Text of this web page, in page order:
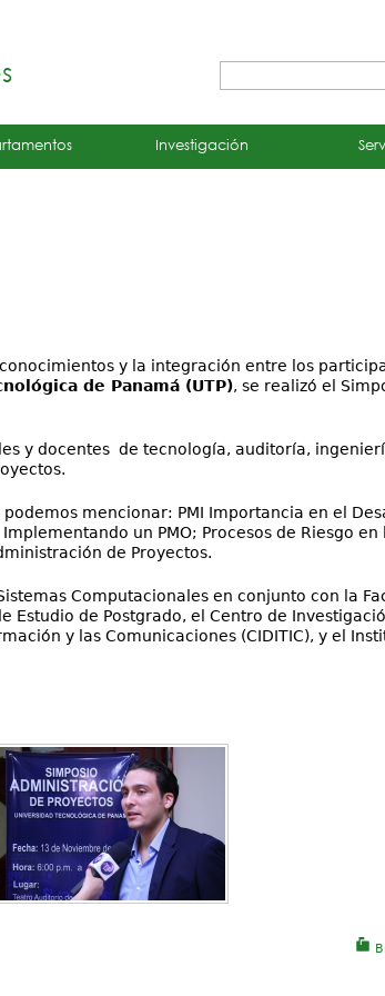
de
Investigación
y la integración entre los
de Panamá (UTP), se realizó el
y docentes de tecnología, auditoría,
mencionar: PMI Importancia en el
un PMO; Procesos de Riesgo en
de Proyectos.
Computacionales en conjunto con la
Estudio de Postgrado, el Centro de
y las Comunicaciones (CIDITIC), y el